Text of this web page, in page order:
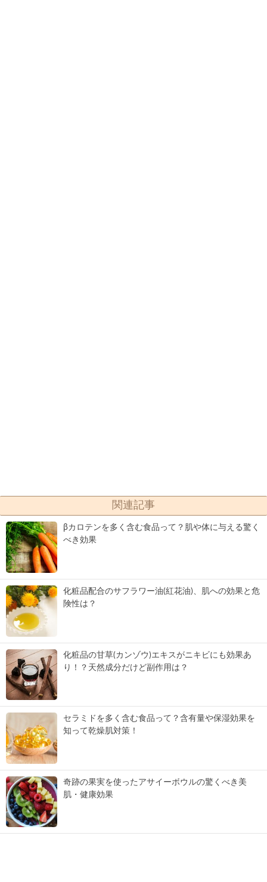
関連記事
βカロテンを多く含む食品って？肌や体に与える驚く
べき効果
化粧品配合のサフラワー油(紅花油)、肌への効果と危
険性は？
化粧品の甘草(カンゾウ)エキスがニキビにも効果あ
り！？天然成分だけど副作用は？
セラミドを多く含む食品って？含有量や保湿効果を
知って乾燥肌対策！
奇跡の果実を使ったアサイーボウルの驚くべき美
肌・健康効果